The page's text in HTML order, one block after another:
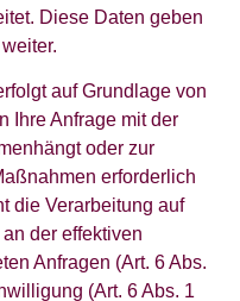
Diese Daten geben
auf Grundlage von
Ihre Anfrage mit der
oder zur
erforderlich
die Verarbeitung auf
der effektiven
Anfragen (Art. 6 Abs.
(Art. 6 Abs. 1